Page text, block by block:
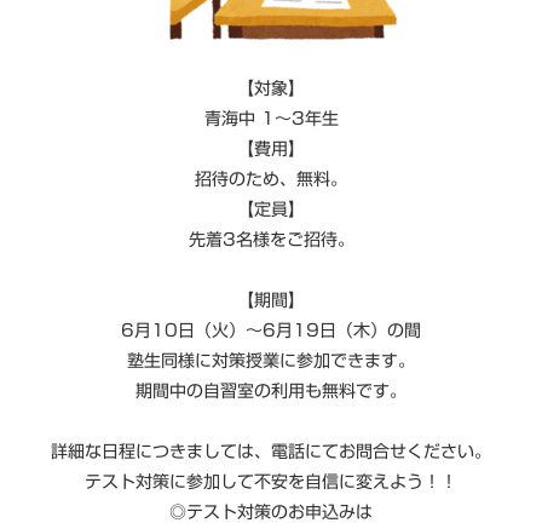
【対象】
青海中 1～3年生
【費用】
招待のため、無料。
【定員】
先着3名様をご招待。
【期間】
6月10日（火）～6月19日（木）の間
塾生同様に対策授業に参加できます。
期間中の自習室の利用も無料です。
詳細な日程につきましては、電話にてお問合せください。
テスト対策に参加して不安を自信に変えよう！！
◎テスト対策のお申込みは